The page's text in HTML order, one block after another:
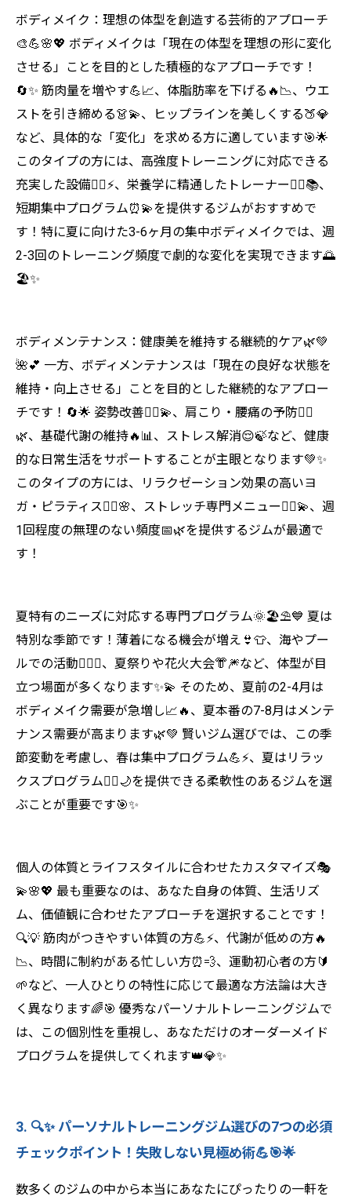
ボディメイク：理想の体型を創造する芸術的アプローチ
🎨💪🌸💖 ボディメイクは「現在の体型を理想の形に変化
させる」ことを目的とした積極的なアプローチです！
🔄✨ 筋肉量を増やす💪📈、体脂肪率を下げる🔥📉、ウエ
ストを引き締める👗💫、ヒップラインを美しくする🍑💎
など、具体的な「変化」を求める方に適しています🎯🌟
このタイプの方には、高強度トレーニングに対応できる
充実した設備🏋️‍♀️⚡、栄養学に精通したトレーナー👩‍⚕️📚、
短期集中プログラム⏰💫を提供するジムがおすすめで
す！特に夏に向けた3-6ヶ月の集中ボディメイクでは、週
2-3回のトレーニング頻度で劇的な変化を実現できます🌅
🏖️✨
ボディメンテナンス：健康美を維持する継続的ケア🌿💚
🌺💕 一方、ボディメンテナンスは「現在の良好な状態を
維持・向上させる」ことを目的とした継続的なアプロー
チです！🔄🌟 姿勢改善🧘‍♀️💫、肩こり・腰痛の予防💆‍♀️
🌿、基礎代謝の維持🔥📊、ストレス解消😌🍃など、健康
的な日常生活をサポートすることが主眼となります💚✨
このタイプの方には、リラクゼーション効果の高いヨ
ガ・ピラティス🧘‍♀️🌸、ストレッチ専門メニュー🤸‍♀️💫、週
1回程度の無理のない頻度📅🌿を提供するジムが最適で
す！
夏特有のニーズに対応する専門プログラム🌞🏖️⛱️💙 夏は
特別な季節です！薄着になる機会が増え👙👕、海やプー
ルでの活動🏊‍♀️🌊、夏祭りや花火大会👘🎆など、体型が目
立つ場面が多くなります✨💫 そのため、夏前の2-4月は
ボディメイク需要が急増し📈🔥、夏本番の7-8月はメンテ
ナンス需要が高まります🌿💚 賢いジム選びでは、この季
節変動を考慮し、春は集中プログラム💪⚡、夏はリラッ
クスプログラム🧘‍♀️🌙を提供できる柔軟性のあるジムを選
ぶことが重要です🎯✨
個人の体質とライフスタイルに合わせたカスタマイズ🎭
💫🌸💖 最も重要なのは、あなた自身の体質、生活リズ
ム、価値観に合わせたアプローチを選択することです！
🔍💡 筋肉がつきやすい体質の方💪⚡、代謝が低めの方🔥
📉、時間に制約がある忙しい方⏰💨、運動初心者の方🔰
🌱など、一人ひとりの特性に応じて最適な方法論は大き
く異なります🌈🎯 優秀なパーソナルトレーニングジムで
は、この個別性を重視し、あなただけのオーダーメイド
プログラムを提供してくれます👑💎✨
3. 🔍✨ パーソナルトレーニングジム選びの7つの必須
チェックポイント！失敗しない見極め術💪🎯🌟
数多くのジムの中から本当にあなたにぴったりの一軒を